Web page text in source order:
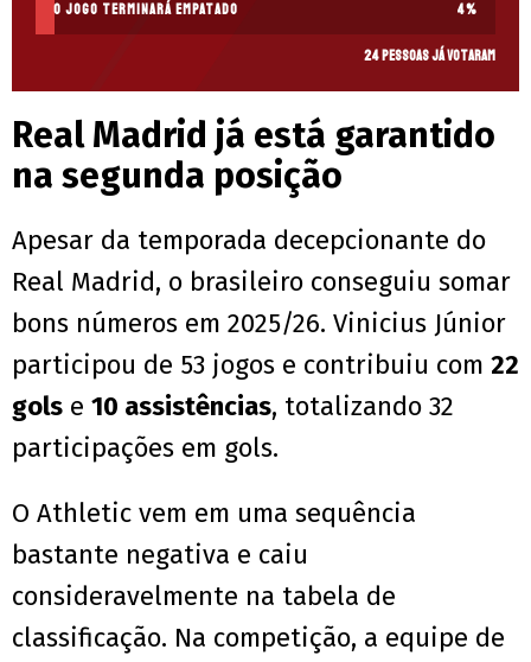
O jogo terminará empatado 4%
24 pessoas já votaram
Real Madrid já está garantido
na segunda posição
Apesar da temporada decepcionante do
Real Madrid, o brasileiro conseguiu somar
bons números em 2025/26. Vinicius Júnior
participou de 53 jogos e contribuiu com 22
gols e 10 assistências, totalizando 32
participações em gols.
O Athletic vem em uma sequência
bastante negativa e caiu
consideravelmente na tabela de
classificação. Na competição, a equipe de